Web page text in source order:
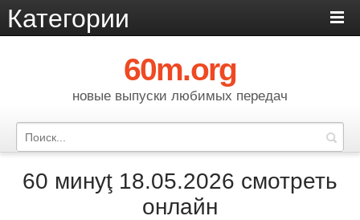
Категории
60m.org
новые выпуски любимых передач
60 минуţ 18.05.2026 смотреть
онлайн